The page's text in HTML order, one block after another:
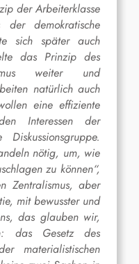
der Arbeiterklasse
demokratische
sich später auch
das Prinzip des
weiter und
natürlich auch
eine effiziente
Interessen der
nötig, um, wie
zu können“,
Zentralismus, aber
mit bewusster und
das glauben wir,
das Gesetz des
materialistischen